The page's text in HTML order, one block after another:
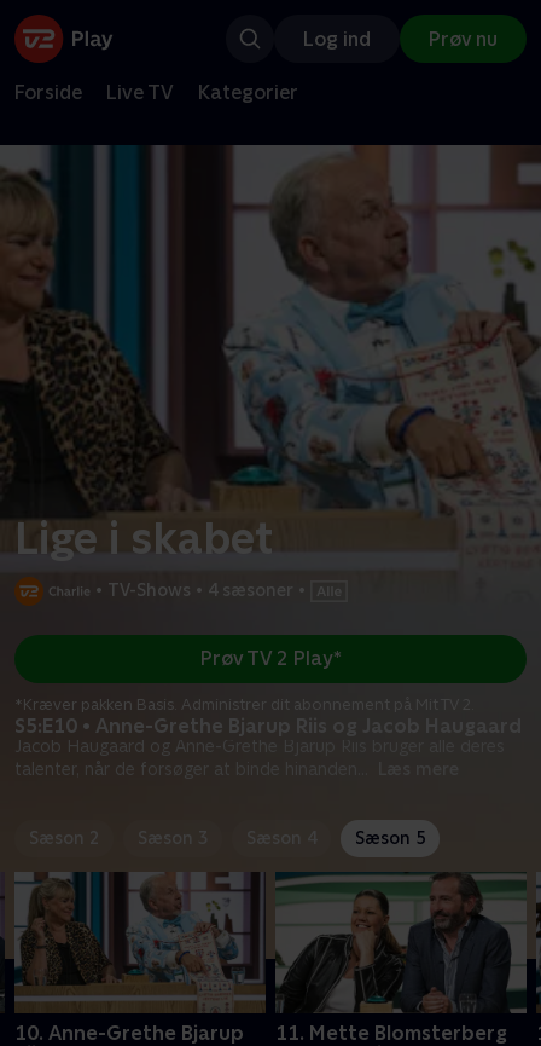
Log ind Prøv nu
Forside Live TV Kategorier
Lige i skabet
• TV-Shows • 4 sæsoner •
S5:E10 • Anne-Grethe Bjarup Riis og Jacob Haugaard
Jacob Haugaard og Anne-Grethe Bjarup Riis bruger alle deres
talenter, når de forsøger at binde hinanden
Prøv TV 2 Play*
*Kræver pakken Basis. Administrer dit abonnement på Mit TV 2.
Sæson 2 Sæson 3 Sæson 4 Sæson 5
10. Anne-Grethe Bjarup
11. Mette Blomsterberg